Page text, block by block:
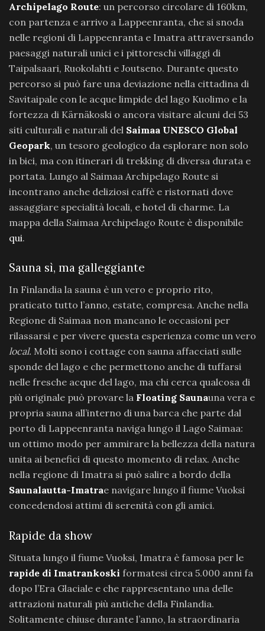
Archipelago Route: un percorso circolare di 160km,
con partenza e arrivo a Lappeenranta, che si snoda
nelle regioni di Lappeenranta e Imatra attraversando
paesaggi naturali unici e i pittoreschi villaggi di
Taipalsaari, Ruokolahti e Joutseno. Durante questo
percorso si può fare una deviazione nella cittadina di
Savitaipale con le acque limpide del lago Kuolimo e la
fortezza di Kärnäkoski o ancora visitare alcuni dei 53
siti culturali e naturali del Saimaa UNESCO Global
Geopark, un tesoro geologico da esplorare non solo
in bici, ma con itinerari di trekking di diversa durata e
portata. Lungo al Saimaa Archipelago Route si
incontrano anche deliziosi caffè e ristornati dove
assaggiare specialità locali, e hotel di charme. La
mappa della Saimaa Archipelago Route è disponibile
qui.
Sauna sì, ma galleggiante
In Finlandia la sauna è un vero e proprio rito,
praticato tutto l’anno, estate, compresa. Anche nella
Regione di Saimaa non mancano le occasioni per
rilassarsi e per vivere questa esperienza come un vero
local. Molti sono i cottage con sauna affacciati sulle
sponde del lago e che permettono anche di tuffarsi
nelle fresche acque del lago, ma chi cerca qualcosa di
più originale può provare la Floating Saunauna vera e
propria sauna all’interno di una barca che parte dal
porto di Lappeenranta naviga lungo il Lago Saimaa:
un ottimo modo per ammirare la bellezza della natura
unita ai benefici di questo momento di relax. Anche
nella regione di Imatra si può salire a bordo della
Saunalautta-Imatrae navigare lungo il fiume Vuoksi
concedendosi attimi di serenità con gli amici.
Rapide da show
Situata lungo il fiume Vuoksi, Imatra è famosa per le
rapide di Imatrankoski formatesi circa 5.000 anni fa
dopo l’Era Glaciale e che rappresentano una delle
attrazioni naturali più antiche della Finlandia.
Solitamente chiuse durante l’anno, la straordinaria